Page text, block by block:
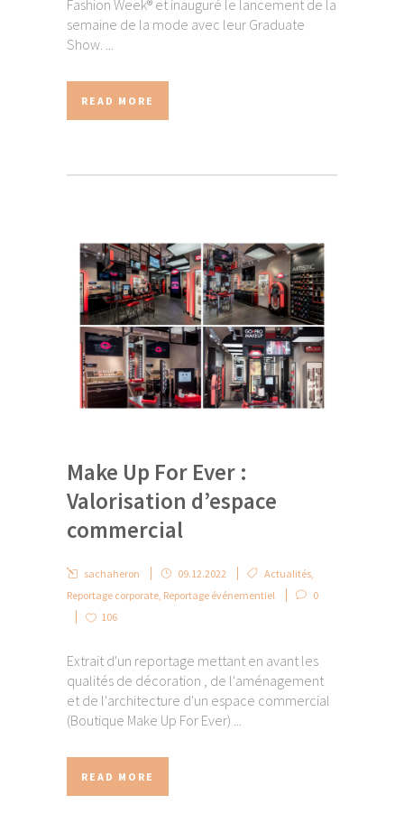
Fashion Week® et inauguré le lancement de la
semaine de la mode avec leur Graduate
Show. ...
READ MORE
Make Up For Ever :
Valorisation d’espace
commercial
sachaheron 09.12.2022 Actualités,
Reportage corporate, Reportage événementiel
0
106
Extrait d'un reportage mettant en avant les
qualités de décoration , de l'aménagement
et de l'architecture d'un espace commercial
(Boutique Make Up For Ever) ...
READ MORE